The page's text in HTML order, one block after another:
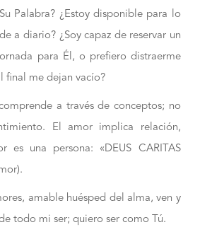
Palabra? ¿Estoy disponible para lo
a diario? ¿Soy capaz de reservar un
para Él, o prefiero distraerme
final me dejan vacío?
a través de conceptos; no
El amor implica relación,
es una persona: «DEUS CARITAS
amable huésped del alma, ven y
todo mi ser; quiero ser como Tú.